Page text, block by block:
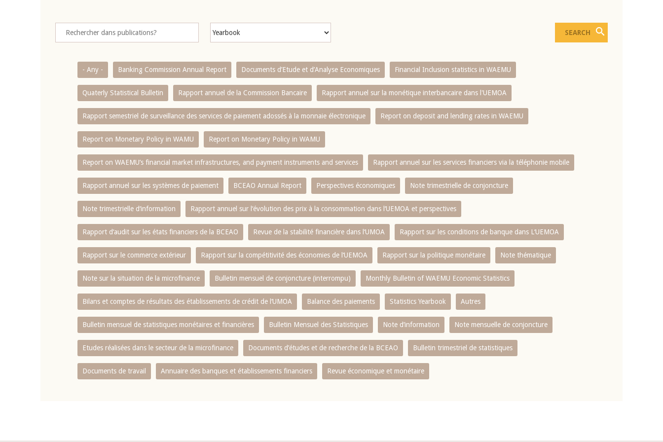
- Any - Banking Commission Annual Report Documents d’Etude et d’Analyse Economiques Financial Inclusion statistics in WAEMU
Quaterly Statistical Bulletin Rapport annuel de la Commission Bancaire Rapport annuel sur la monétique interbancaire dans l'UEMOA
Rapport semestriel de surveillance des services de paiement adossés à la monnaie électronique Report on deposit and lending rates in WAEMU
Report on Monetary Policy in WAMU Report on Monetary Policy in WAMU
Report on WAEMU’s financial market infrastructures, and payment instruments and services Rapport annuel sur les services financiers via la téléphonie mobile
Rapport annuel sur les systèmes de paiement BCEAO Annual Report Perspectives économiques Note trimestrielle de conjoncture
Note trimestrielle d‘information Rapport annuel sur l‘évolution des prix à la consommation dans l‘UEMOA et perspectives
Rapport d‘audit sur les états financiers de la BCEAO Revue de la stabilité financière dans l‘UMOA Rapport sur les conditions de banque dans L‘UEMOA
Rapport sur le commerce extérieur Rapport sur la compétitivité des économies de l‘UEMOA Rapport sur la politique monétaire Note thématique
Note sur la situation de la microfinance Bulletin mensuel de conjoncture (interrompu) Monthly Bulletin of WAEMU Economic Statistics
Bilans et comptes de résultats des établissements de crédit de l‘UMOA Balance des paiements Statistics Yearbook Autres
Bulletin mensuel de statistiques monétaires et financières Bulletin Mensuel des Statistiques Note d’information Note mensuelle de conjoncture
Etudes réalisées dans le secteur de la microfinance Documents d’études et de recherche de la BCEAO Bulletin trimestriel de statistiques
Documents de travail Annuaire des banques et établissements financiers Revue économique et monétaire